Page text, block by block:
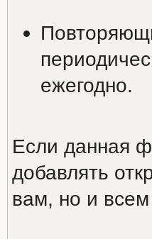
ежегодно.
Если данная
добавлять
вам, но и